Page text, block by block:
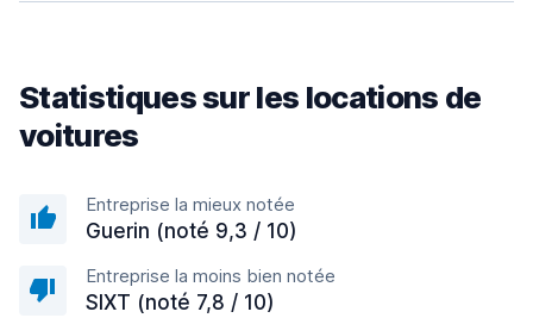
Statistiques sur les locations de
voitures
Entreprise la mieux notée
Guerin (noté 9,3 / 10)
Entreprise la moins bien notée
SIXT (noté 7,8 / 10)